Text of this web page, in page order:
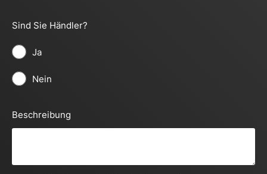
Sind Sie Händler?
Ja
Nein
Beschreibung